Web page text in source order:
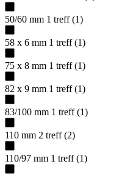
50/60 mm 1 treff (1)
58 x 6 mm 1 treff (1)
75 x 8 mm 1 treff (1)
82 x 9 mm 1 treff (1)
83/100 mm 1 treff (1)
110 mm 2 treff (2)
110/97 mm 1 treff (1)